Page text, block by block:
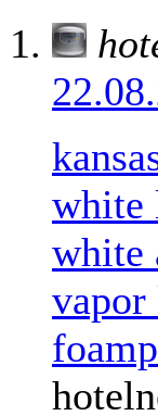
white
white
vapor